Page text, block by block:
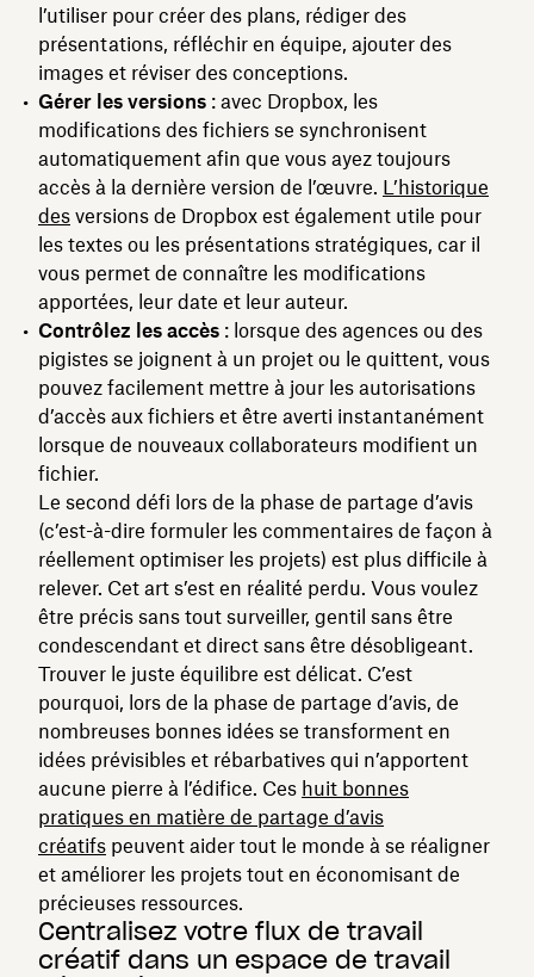
l’utiliser pour créer des plans, rédiger des
présentations, réfléchir en équipe, ajouter des
images et réviser des conceptions.
Gérer les versions : avec Dropbox, les
modifications des fichiers se synchronisent
automatiquement afin que vous ayez toujours
accès à la dernière version de l’œuvre. L’historique
des versions de Dropbox est également utile pour
les textes ou les présentations stratégiques, car il
vous permet de​​ connaître les modifications
apportées, leur date et leur auteur.
Contrôlez les accès : lorsque des agences ou des
pigistes se joignent à un projet ou le quittent, vous
pouvez facilement mettre à jour les autorisations
d’accès aux fichiers et être averti instantanément
lorsque de nouveaux collaborateurs modifient un
fichier.
Le second défi lors de la phase de partage d’avis
(c’est-à-dire formuler les commentaires de façon à
réellement optimiser les projets) est plus difficile à
relever. Cet art s’est en réalité perdu. Vous voulez
être précis sans tout surveiller, gentil sans être
condescendant et direct sans être désobligeant.
Trouver le juste équilibre est délicat. C’est
pourquoi, lors de la phase de partage d’avis, de
nombreuses bonnes idées se transforment en
idées prévisibles et rébarbatives qui n’apportent
aucune pierre à l’édifice. Ces huit bonnes
pratiques en matière de partage d’avis
créatifs peuvent aider tout le monde à se réaligner
et améliorer les projets tout en économisant de
précieuses ressources.
Centralisez votre flux de travail
créatif dans un espace de travail